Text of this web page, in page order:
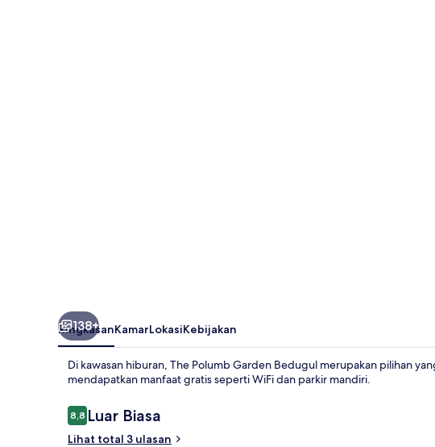
138+
RingkasanKamarLokasiKebijakan
Di kawasan hiburan, The Polumb Garden Bedugul merupakan pilihan
mendapatkan manfaat gratis seperti WiFi dan parkir mandiri.
Ulasan
8,88,8 dari 10
Luar Biasa
Lihat total 3 ulasan